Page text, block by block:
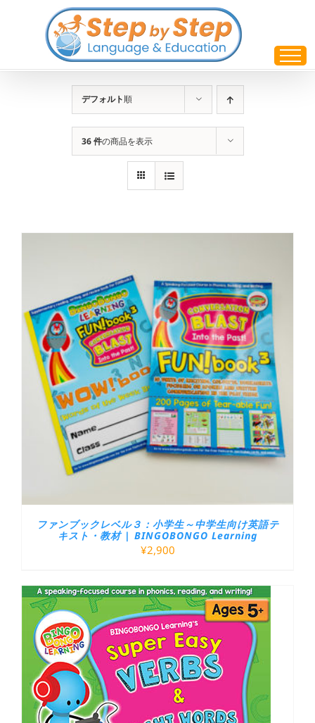
デフォルト順
36 件の商品を表示
ファンブックレベル３：小学生～中学生向け英語テ
キスト・教材 | BINGOBONGO Learning
¥2,900